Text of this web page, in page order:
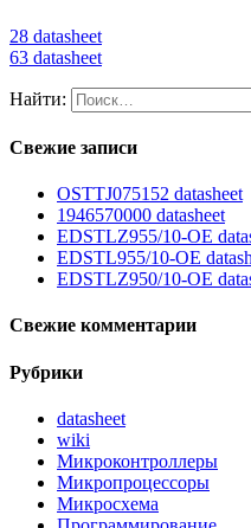
28 datasheet
63 datasheet
Найти:
Свежие записи
OSTTJ075152 datasheet
1946570000 datasheet
EDSTLZ955/10-OE
EDSTL955/10-OE
EDSTLZ950/10-OE
Свежие комментарии
Рубрики
datasheet
wiki
Микроконтроллеры
Микропроцессоры
Микросхема